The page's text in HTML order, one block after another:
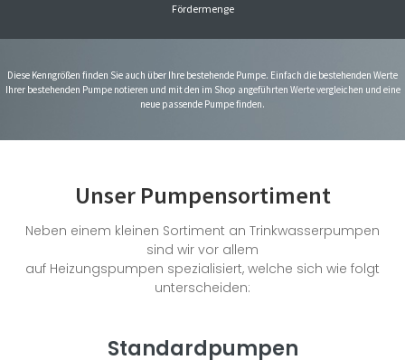
Fördermenge
Diese Kenngrößen finden Sie auch über Ihre bestehende Pumpe. Einfach die bestehenden Werte
Ihrer bestehenden Pumpe notieren und mit den im Shop angeführten Werte vergleichen und eine
neue passende Pumpe finden.
Unser Pumpensortiment
Neben einem kleinen Sortiment an Trinkwasserpumpen
sind wir vor allem
auf Heizungspumpen spezialisiert, welche sich wie folgt
unterscheiden:
Standardpumpen